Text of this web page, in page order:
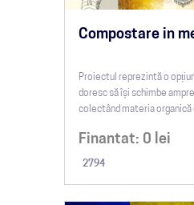
Compostare in
Proiectul reprezintă o
doresc să își schimbe
colectând materia organică
Finantat: 0 lei
2794